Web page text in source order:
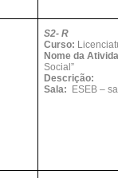
S2- R
Curso:
Nome da
Social”
Descrição:
Sala:
ESEB –